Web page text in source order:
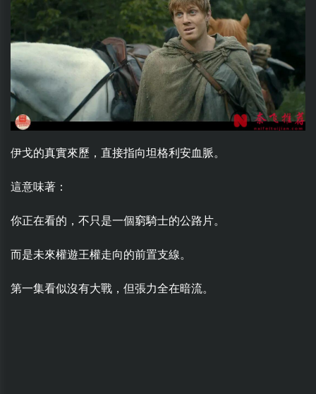
伊戈的真實來歷，直接指向坦格利安血脈。
這意味著：
你正在看的，不只是一個窮騎士的公路片。
而是未來權遊王權走向的前置支線。
第一集看似沒有大戰，但張力全在暗流。